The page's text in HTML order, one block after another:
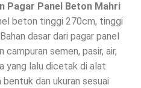
Pagar Panel Beton Mahri
beton tinggi 270cm, tinggi
dasar dari pagar panel
semen, pasir, air,
yang lalu dicetak di alat
dan ukuran sesuai